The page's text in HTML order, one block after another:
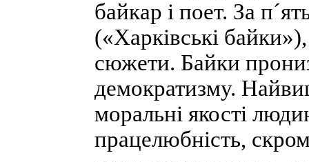
байкар і поет. За
(«Харківські
сюжети. Байки
демократизму.
моральні якості
працелюбність,